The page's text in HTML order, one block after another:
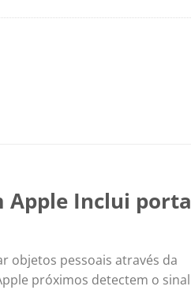
Apple Inclui porta
objetos pessoais através da
próximos detectem o sinal